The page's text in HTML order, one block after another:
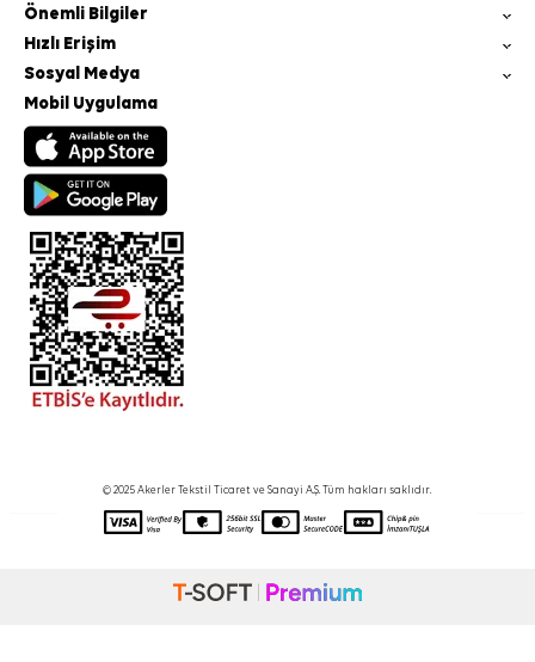
Önemli Bilgiler
Hızlı Erişim
Sosyal Medya
Mobil Uygulama
© 2025 Akerler Tekstil Ticaret ve Sanayi A.Ş. Tüm hakları saklıdır.